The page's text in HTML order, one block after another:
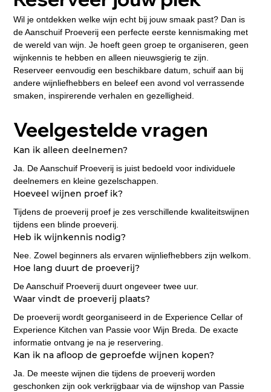
Wil je ontdekken welke wijn echt bij jouw smaak past? Dan is
de Aanschuif Proeverij een perfecte eerste kennismaking met
de wereld van wijn. Je hoeft geen groep te organiseren, geen
wijnkennis te hebben en alleen nieuwsgierig te zijn.
Reserveer eenvoudig een beschikbare datum, schuif aan bij
andere wijnliefhebbers en beleef een avond vol verrassende
smaken, inspirerende verhalen en gezelligheid.
Veelgestelde vragen
Kan ik alleen deelnemen?
Ja. De Aanschuif Proeverij is juist bedoeld voor individuele
deelnemers en kleine gezelschappen.
Hoeveel wijnen proef ik?
Tijdens de proeverij proef je zes verschillende kwaliteitswijnen
tijdens een blinde proeverij.
Heb ik wijnkennis nodig?
Nee. Zowel beginners als ervaren wijnliefhebbers zijn welkom.
Hoe lang duurt de proeverij?
De Aanschuif Proeverij duurt ongeveer twee uur.
Waar vindt de proeverij plaats?
De proeverij wordt georganiseerd in de Experience Cellar of
Experience Kitchen van Passie voor Wijn Breda. De exacte
informatie ontvang je na je reservering.
Kan ik na afloop de geproefde wijnen kopen?
Ja. De meeste wijnen die tijdens de proeverij worden
geschonken zijn ook verkrijgbaar via de wijnshop van Passie